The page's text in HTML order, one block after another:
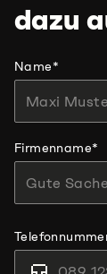
dazu
Name*
Firmenname*